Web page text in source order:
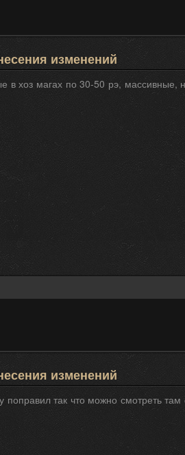
изменений
в хоз магах по 30-50 рэ,
изменений
так что можно смотреть